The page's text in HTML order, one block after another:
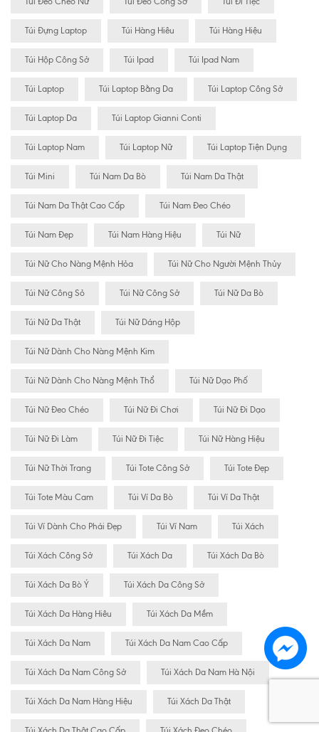
Túi Đựng Laptop Túi Hàng Hiêu Túi Hàng Hiệu
Túi Hộp Công Sở Túi Ipad Túi Ipad Nam
Túi Laptop Túi Laptop Bằng Da Túi Laptop Công Sở
Túi Laptop Da Túi Laptop Gianni Conti
Túi Laptop Nam Túi Laptop Nữ Túi Laptop Tiện Dụng
Túi Mini Túi Nam Da Bò Túi Nam Da Thật
Túi Nam Da Thật Cao Cấp Túi Nam Đeo Chéo
Túi Nam Đẹp Túi Nam Hàng Hiệu Túi Nữ
Túi Nữ Cho Nàng Mệnh Hỏa Túi Nữ Cho Người Mệnh Thủy
Túi Nữ Công Sỏ Túi Nữ Công Sở Túi Nữ Da Bò
Túi Nữ Da Thật Túi Nữ Dáng Hộp
Túi Nữ Dành Cho Nàng Mệnh Kim
Túi Nữ Dành Cho Nàng Mệnh Thổ Túi Nữ Dạo Phố
Túi Nữ Đeo Chéo Túi Nữ Đi Chơi Túi Nữ Đi Dạo
Túi Nữ Đi Làm Túi Nữ Đi Tiệc Túi Nữ Hàng Hiệu
Túi Nữ Thời Trang Túi Tote Công Sở Túi Tote Đẹp
Túi Tote Màu Cam Túi Ví Da Bò Túi Ví Da Thật
Túi Ví Dành Cho Phái Đẹp Túi Ví Nam Túi Xách
Túi Xách Công Sở Túi Xách Da Túi Xách Da Bò
Túi Xách Da Bò Ý Túi Xách Da Công Sở
Túi Xách Da Hàng Hiêu Túi Xách Da Mềm
Túi Xách Da Nam Túi Xách Da Nam Cao Cấp
Túi Xách Da Nam Công Sở Túi Xách Da Nam Hà Nội
Túi Xách Da Nam Hàng Hiệu Túi Xách Da Thật